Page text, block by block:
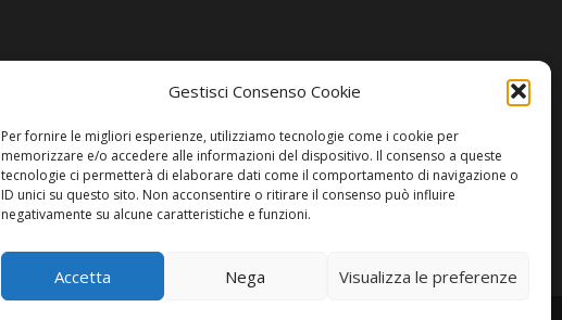
Gestisci Consenso Cookie
Per fornire le migliori esperienze, utilizziamo tecnologie come i cookie per
memorizzare e/o accedere alle informazioni del dispositivo. Il consenso a queste
tecnologie ci permetterà di elaborare dati come il comportamento di navigazione o
ID unici su questo sito. Non acconsentire o ritirare il consenso può influire
negativamente su alcune caratteristiche e funzioni.
Accetta Nega Visualizza le preferenze